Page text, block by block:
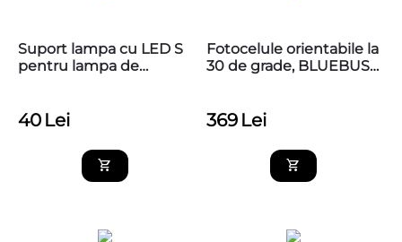
Suport lampa cu LED S
pentru lampa de
40 Lei
Fotocelule orientabile la
30 de grade, BLUEBUS,
369 Lei